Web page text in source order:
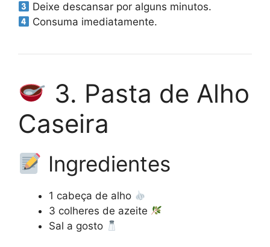
Deixe descansar por alguns minutos.
Consuma imediatamente.
3. Pasta de Alho
Caseira
Ingredientes
1 cabeça de alho
3 colheres de azeite
Sal a gosto